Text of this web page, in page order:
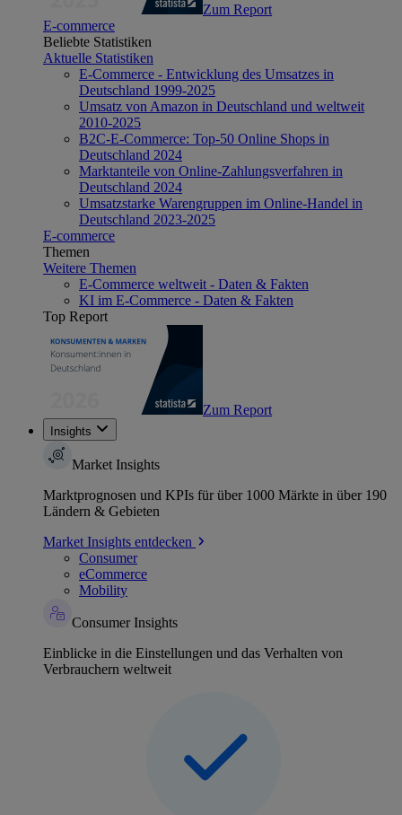
Zum Report
E-commerce
Beliebte Statistiken
Aktuelle Statistiken
E-Commerce - Entwicklung des Umsatzes in
Deutschland 1999-2025
Umsatz von Amazon in Deutschland und weltweit
2010-2025
B2C-E-Commerce: Top-50 Online Shops in
Deutschland 2024
Marktanteile von Online-Zahlungsverfahren in
Deutschland 2024
Umsatzstarke Warengruppen im Online-Handel in
Deutschland 2023-2025
E-commerce
Themen
Weitere Themen
E-Commerce weltweit - Daten & Fakten
KI im E-Commerce - Daten & Fakten
Top Report
Zum Report
Insights
Market Insights
Marktprognosen und KPIs für über 1000 Märkte in über 190
Ländern & Gebieten
Market Insights entdecken
Consumer
eCommerce
Mobility
Consumer Insights
Einblicke in die Einstellungen und das Verhalten von
Verbrauchern weltweit